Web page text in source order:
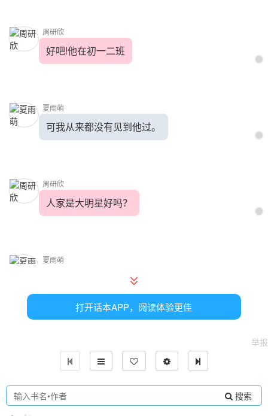
周研欣
好吧!他在初一二班
夏雨萌
可我从来都没有见到他过。
周研欣
人家是大明星好吗？
夏雨萌
好吧!谢谢你了欣欣。
不用谢
叮铃铃，下课啦！
打开话本APP，阅读体验更佳
举报
搜索